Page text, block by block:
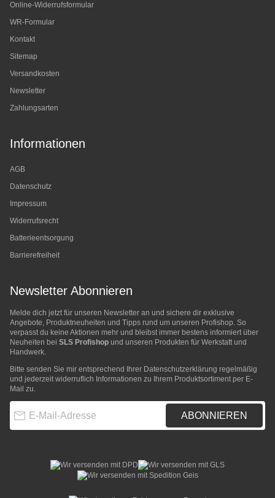
Online-Widerrufsformular
WR-Formular
Kontakt
Sitemap
Versandkosten
Newsletter
Zahlungsarten
Informationen
AGB
Datenschutz
Impressum
Widerrufsrecht
Batterieentsorgung
Barrierefreiheit
Newsletter Abonnieren
Melde dich jetzt für unseren Newsletter an und sichere dir exklusive
Angebote, Produktneuheiten und Tipps rund um unseren Profishop. So
verpasst du keine Aktionen mehr und bleibst immer bestens informiert über
Neuheiten bei SLS Profishop und unseren Produkten für Werkstatt und
Handwerk.
Bitte senden Sie mir entsprechend Ihrer Datenschutzerklärung regelmäßig
und jederzeit widerruflich Informationen zu Ihrem Produktsortiment per E-
Mail zu.
ABONNIEREN